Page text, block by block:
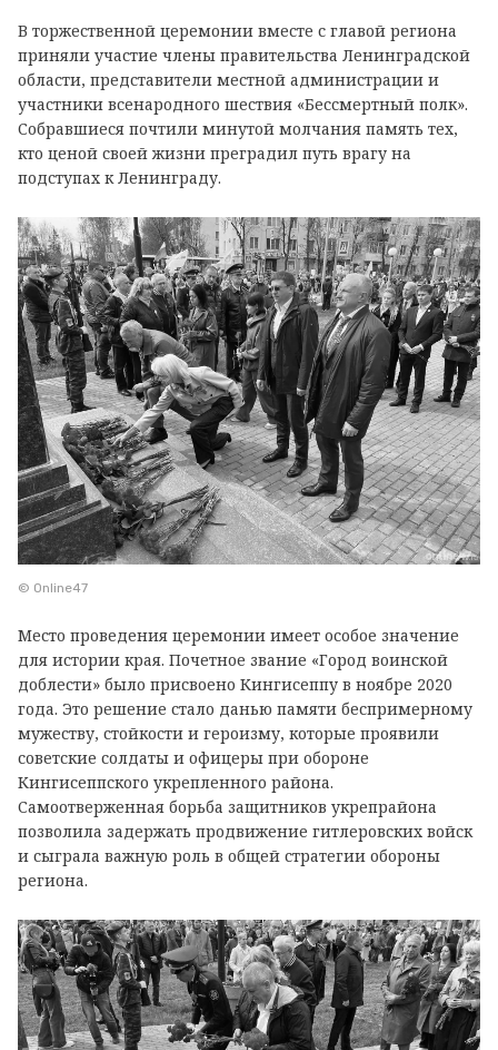
В торжественной церемонии вместе с главой региона
приняли участие члены правительства Ленинградской
области, представители местной администрации и
участники всенародного шествия «Бессмертный полк».
Собравшиеся почтили минутой молчания память тех,
кто ценой своей жизни преградил путь врагу на
подступах к Ленинграду.
© Online47
Место проведения церемонии имеет особое значение
для истории края. Почетное звание «Город воинской
доблести» было присвоено Кингисеппу в ноябре 2020
года. Это решение стало данью памяти беспримерному
мужеству, стойкости и героизму, которые проявили
советские солдаты и офицеры при обороне
Кингисеппского укрепленного района.
Самоотверженная борьба защитников укрепрайона
позволила задержать продвижение гитлеровских войск
и сыграла важную роль в общей стратегии обороны
региона.